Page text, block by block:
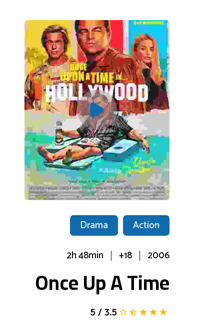
Action
Drama
2006
18+
2h 48min
Once Up A Time
3.5
/
5